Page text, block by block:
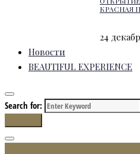
КРАСНАЯ
24
Новости
BEAUTIFUL EXPERIENCE
Search for: